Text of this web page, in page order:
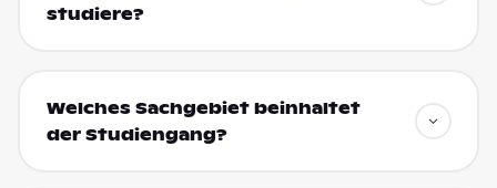
studiere?
Welches Sachgebiet beinhaltet
der Studiengang?